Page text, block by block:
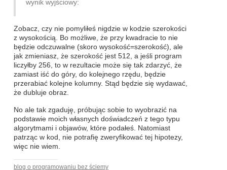
wynik wyjściowy:
Zobacz, czy nie pomyliłeś nigdzie w kodzie szerokości
z wysokością. Bo możliwe, że przy kwadracie to nie
będzie odczuwalne (skoro wysokość=szerokość), ale
jak zmieniasz, że szerokość jest 512, a jeśli program
liczyłby 256, to w rezultacie może się tak zdarzyć, że
zamiast iść do góry, do kolejnego rzędu, będzie
przerabiać kolejne kolumny. Stąd będzie się wydawać,
że dubluje obraz.
No ale tak zgaduję, próbując sobie to wyobrazić na
podstawie moich własnych doświadczeń z tego typu
algorytmami i objawów, które podałeś. Natomiast
patrząc w kod, nie potrafię zweryfikować tej hipotezy,
więc nie wiem.
blog o programowaniu bez ściemy